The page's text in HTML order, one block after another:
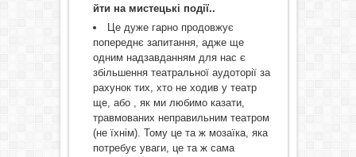
йти на мистецькі події..
Це дуже гарно продовжує
попереднє запитання, адже ще
одним надзавданням для нас є
збільшення театральної аудоторії за
рахунок тих, хто не ходив у театр
ще, або , як ми любимо казати,
травмованих неправильним театром
(не їхнім). Тому це та ж мозаїка, яка
потребує уваги, це та ж сама